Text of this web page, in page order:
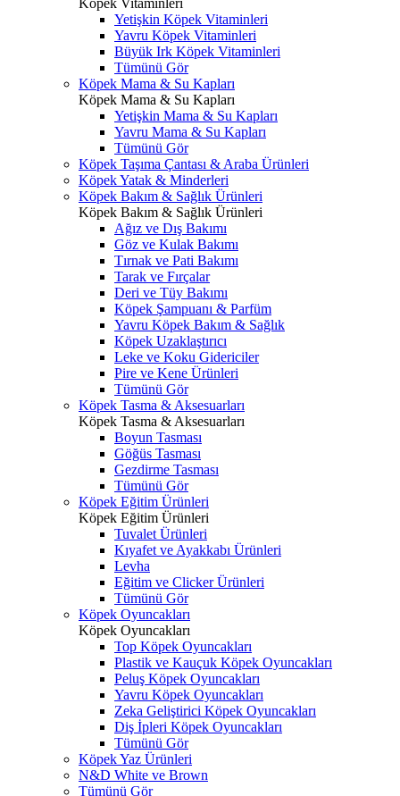
Köpek Vitaminleri
Yetişkin Köpek Vitaminleri
Yavru Köpek Vitaminleri
Büyük Irk Köpek Vitaminleri
Tümünü Gör
Köpek Mama & Su Kapları
Köpek Mama & Su Kapları
Yetişkin Mama & Su Kapları
Yavru Mama & Su Kapları
Tümünü Gör
Köpek Taşıma Çantası & Araba Ürünleri
Köpek Yatak & Minderleri
Köpek Bakım & Sağlık Ürünleri
Köpek Bakım & Sağlık Ürünleri
Ağız ve Dış Bakımı
Göz ve Kulak Bakımı
Tırnak ve Pati Bakımı
Tarak ve Fırçalar
Deri ve Tüy Bakımı
Köpek Şampuanı & Parfüm
Yavru Köpek Bakım & Sağlık
Köpek Uzaklaştırıcı
Leke ve Koku Gidericiler
Pire ve Kene Ürünleri
Tümünü Gör
Köpek Tasma & Aksesuarları
Köpek Tasma & Aksesuarları
Boyun Tasması
Göğüs Tasması
Gezdirme Tasması
Tümünü Gör
Köpek Eğitim Ürünleri
Köpek Eğitim Ürünleri
Tuvalet Ürünleri
Kıyafet ve Ayakkabı Ürünleri
Levha
Eğitim ve Clicker Ürünleri
Tümünü Gör
Köpek Oyuncakları
Köpek Oyuncakları
Top Köpek Oyuncakları
Plastik ve Kauçuk Köpek Oyuncakları
Peluş Köpek Oyuncakları
Yavru Köpek Oyuncakları
Zeka Geliştirici Köpek Oyuncakları
Diş İpleri Köpek Oyuncakları
Tümünü Gör
Köpek Yaz Ürünleri
N&D White ve Brown
Tümünü Gör